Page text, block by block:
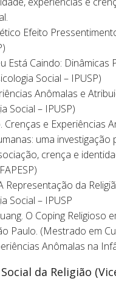
Efeito
Está Caindo:
Social – IPUSP)
Anômalas e
Social – IPUSP)
Crenças e
uma
crença e
Representação da
Social – IPUSP
O Coping Religioso
Paulo. (Mestrado em
Anômalas na
da Religião